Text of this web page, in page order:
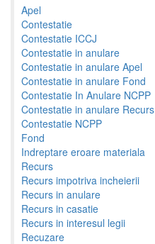
Apel
Contestatie
Contestatie ICCJ
Contestatie in anulare
Contestatie in anulare Apel
Contestatie in anulare Fond
Contestatie In Anulare NCPP
Contestatie in anulare Recurs
Contestatie NCPP
Fond
Indreptare eroare materiala
Recurs
Recurs impotriva incheierii
Recurs in anulare
Recurs in casatie
Recurs in interesul legii
Recuzare